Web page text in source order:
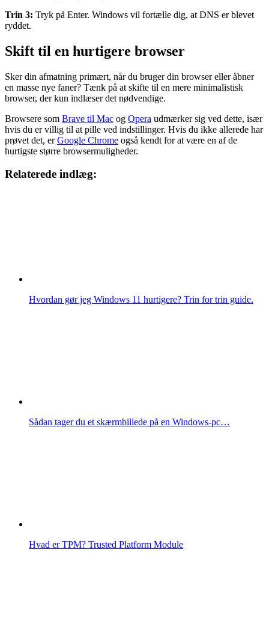
Trin 3: Tryk på Enter. Windows vil fortælle dig, at DNS er blevet
ryddet.
Skift til en hurtigere browser
Sker din afmatning primært, når du bruger din browser eller åbner
en masse nye faner? Tænk på at skifte til en mere minimalistisk
browser, der kun indlæser det nødvendige.
Browsere som Brave til Mac og Opera udmærker sig ved dette, især
hvis du er villig til at pille ved indstillinger. Hvis du ikke allerede har
prøvet det, erGoogle Chrome også kendt for at være en af ​​de
hurtigste større browsermuligheder.
Relaterede indlæg:
Hvordan gør jeg Windows 11 hurtigere? Trin for trin guide.
Sådan tager du et skærmbillede på en Windows-pc…
Hvad er TPM? Trusted Platform Module